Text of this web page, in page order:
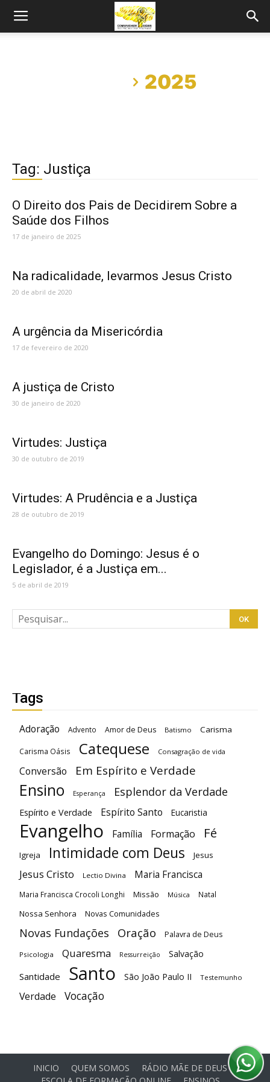
2025
Tag: Justiça
O Direito dos Pais de Decidirem Sobre a
Saúde dos Filhos
17 de janeiro de 2025
Na radicalidade, levarmos Jesus Cristo
20 de abril de 2020
A urgência da Misericórdia
17 de fevereiro de 2020
A justiça de Cristo
30 de janeiro de 2020
Virtudes: Justiça
30 de outubro de 2019
Virtudes: A Prudência e a Justiça
28 de outubro de 2019
Evangelho do Domingo: Jesus é o
Legislador, é a Justiça em...
5 de abril de 2019
Tags
Adoração Advento Amor de Deus Batismo Carisma
Carisma Oásis Catequese Consagração de vida
Conversão Em Espírito e Verdade
Ensino Esperança Esplendor da Verdade
Espírito e Verdade Espírito Santo Eucaristia
Evangelho Família Formação Fé
Igreja Intimidade com Deus Jesus
Jesus Cristo Lectio Divina Maria Francisca
Maria Francisca Crocoli Longhi Missão Música Natal
Nossa Senhora Novas Comunidades
Novas Fundações Oração Palavra de Deus
Psicologia Quaresma Ressurreição Salvação
Santidade Santo São João Paulo II Testemunho
Verdade Vocação
INICIO QUEM SOMOS
RÁDIO MÃE DE DEUS